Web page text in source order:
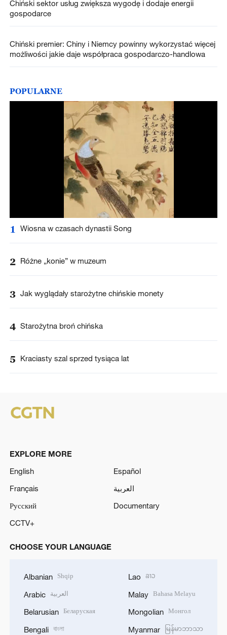
Chiński sektor usług zwiększa wygodę i dodaje energii
gospodarce
Chiński premier: Chiny i Niemcy powinny wykorzystać więcej
możliwości jakie daje współpraca gospodarczo-handlowa
POPULARNE
1 Wiosna w czasach dynastii Song
2 Różne „konie” w muzeum
3 Jak wyglądały starożytne chińskie monety
4 Starożytna broń chińska
5 Kraciasty szal sprzed tysiąca lat
EXPLORE MORE
English
Español
Français
العربية
Русский
Documentary
CCTV+
CHOOSE YOUR LANGUAGE
Albanian Shqip
Arabic العربية
Belarusian Беларуская
Bengali বাংলা
Lao ລາວ
Malay Bahasa Melayu
Mongolian Монгол
Myanmar မြန်မာဘာသာ